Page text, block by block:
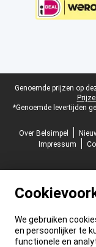
Juridische voettekst
Genoemde prijzen op
*Genoemde levertijden
Over Belsimpel
Impressum
We gebruiken
en persoonlijker te
functionele en